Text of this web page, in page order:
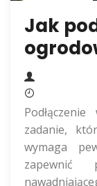
Jak
zadanie,
wymaga
zapewnić